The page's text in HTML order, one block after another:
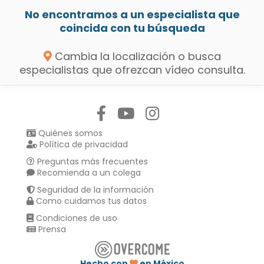
No encontramos a un especialista que
coincida con tu búsqueda
Cambia la localización o busca
especialistas que ofrezcan vídeo consulta.
Quiénes somos
Política de privacidad
Preguntas más frecuentes
Recomienda a un colega
Seguridad de la información
Como cuidamos tus datos
Condiciones de uso
Prensa